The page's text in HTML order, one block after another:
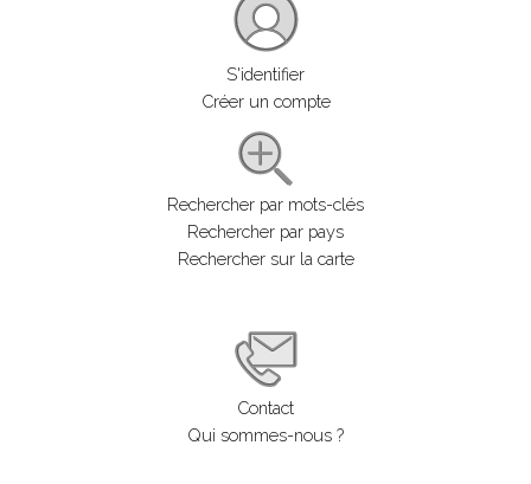
S'identifier
Créer un compte
Rechercher par mots-clés
Rechercher par pays
Rechercher sur la carte
Contact
Qui sommes-nous ?